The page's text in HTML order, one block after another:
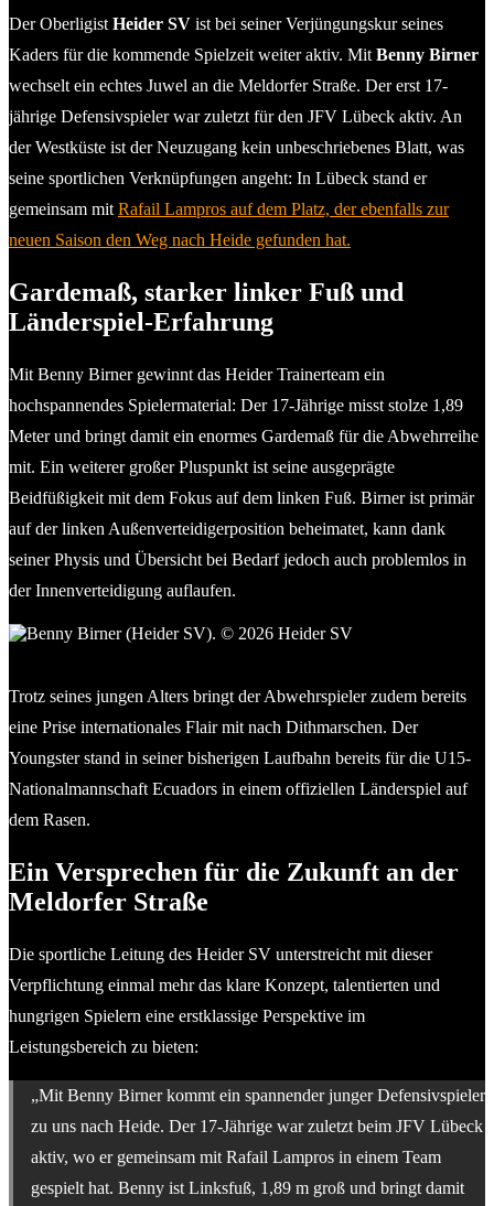
Der Oberligist Heider SV ist bei seiner Verjüngungskur seines
Kaders für die kommende Spielzeit weiter aktiv. Mit Benny Birner
wechselt ein echtes Juwel an die Meldorfer Straße. Der erst 17-
jährige Defensivspieler war zuletzt für den JFV Lübeck aktiv. An
der Westküste ist der Neuzugang kein unbeschriebenes Blatt, was
seine sportlichen Verknüpfungen angeht: In Lübeck stand er
gemeinsam mit Rafail Lampros auf dem Platz, der ebenfalls zur
neuen Saison den Weg nach Heide gefunden hat.
Gardemaß, starker linker Fuß und
Länderspiel-Erfahrung
Mit Benny Birner gewinnt das Heider Trainerteam ein
hochspannendes Spielermaterial: Der 17-Jährige misst stolze 1,89
Meter und bringt damit ein enormes Gardemaß für die Abwehrreihe
mit. Ein weiterer großer Pluspunkt ist seine ausgeprägte
Beidfüßigkeit mit dem Fokus auf dem linken Fuß. Birner ist primär
auf der linken Außenverteidigerposition beheimatet, kann dank
seiner Physis und Übersicht bei Bedarf jedoch auch problemlos in
der Innenverteidigung auflaufen.
Trotz seines jungen Alters bringt der Abwehrspieler zudem bereits
eine Prise internationales Flair mit nach Dithmarschen. Der
Youngster stand in seiner bisherigen Laufbahn bereits für die U15-
Nationalmannschaft Ecuadors in einem offiziellen Länderspiel auf
dem Rasen.
Ein Versprechen für die Zukunft an der
Meldorfer Straße
Die sportliche Leitung des Heider SV unterstreicht mit dieser
Verpflichtung einmal mehr das klare Konzept, talentierten und
hungrigen Spielern eine erstklassige Perspektive im
Leistungsbereich zu bieten:
„Mit Benny Birner kommt ein spannender junger Defensivspieler
zu uns nach Heide. Der 17-Jährige war zuletzt beim JFV Lübeck
aktiv, wo er gemeinsam mit Rafail Lampros in einem Team
gespielt hat. Benny ist Linksfuß, 1,89 m groß und bringt damit